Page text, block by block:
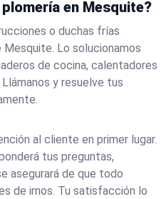
en Mesquite?
o duchas frías
Lo solucionamos
de cocina, calentadores
y resuelve tus
al cliente en primer lugar.
tus preguntas,
asegurará de que todo
de irnos. Tu satisfacción lo